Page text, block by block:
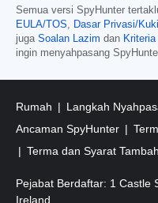
Semua versi SpyHunter
EULA/TOS, Dasar Privasi/Kuki
juga Soalan Lazim dan
ingin menyahpasang
Rumah Langkah
Ancaman SpyHunter
Terma dan Syarat
Pejabat Berdaftar: 1 Castle
Ireland.